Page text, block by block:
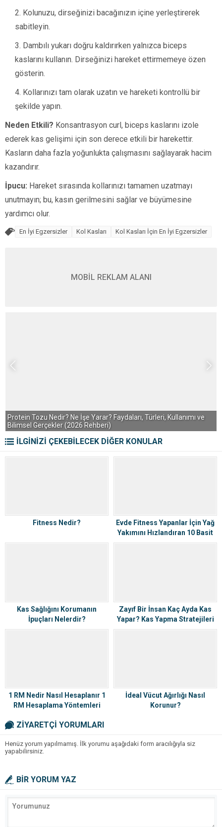
Kolunuzu, dirseğinizi bacağınızın içine yerleştirerek
sabitleyin.
Dambılı yukarı doğru kaldırırken yalnızca biceps
kaslarını kullanın. Dirseğinizi hareket ettirmemeye özen
gösterin.
Kollarınızı tam olarak uzatın ve hareketi kontrollü bir
şekilde yapın.
Neden Etkili? Konsantrasyon curl, biceps kaslarını izole
ederek kas gelişimi için son derece etkili bir harekettir.
Kasların daha fazla yoğunlukta çalışmasını sağlayarak hacim
kazandırır.
İpucu: Hareket sırasında kollarınızı tamamen uzatmayı
unutmayın; bu, kasın gerilmesini sağlar ve büyümesine
yardımcı olur.
En İyi Egzersizler Kol Kasları Kol Kasları İçin En İyi Egzersizler
MOBİL REKLAM ALANI
Protein Tozu Nedir? Ne İşe Yarar? Faydaları, Türleri, Kullanımı ve
Bilimsel Gerçekler (2026 Rehberi)
İLGİNİZİ ÇEKEBİLECEK DİĞER KONULAR
Fitness Nedir?
Evde Fitness Yapanlar İçin Yağ
Yakımını Hızlandıran 10 Basit
Taktik
Kas Sağlığını Korumanın
İpuçları Nelerdir?
Zayıf Bir İnsan Kaç Ayda Kas
Yapar? Kas Yapma Stratejileri
1 RM Nedir Nasıl Hesaplanır 1
RM Hesaplama Yöntemleri
İdeal Vücut Ağırlığı Nasıl
Korunur?
ZİYARETÇİ YORUMLARI
Henüz yorum yapılmamış. İlk yorumu aşağıdaki form aracılığıyla siz
yapabilirsiniz.
BİR YORUM YAZ